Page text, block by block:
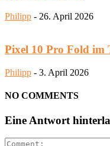
Philipp - 26. April 2026
Pixel 10 Pro Fold im
Philipp - 3. April 2026
NO COMMENTS
Eine Antwort